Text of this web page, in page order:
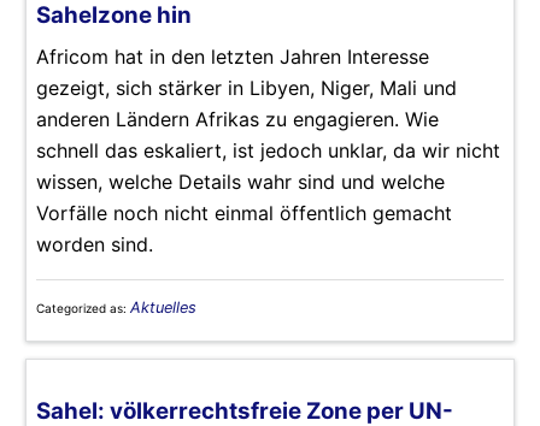
Sahelzone hin
Africom hat in den letzten Jahren Interesse
gezeigt, sich stärker in Libyen, Niger, Mali und
anderen Ländern Afrikas zu engagieren. Wie
schnell das eskaliert, ist jedoch unklar, da wir nicht
wissen, welche Details wahr sind und welche
Vorfälle noch nicht einmal öffentlich gemacht
worden sind.
Categorized as: Aktuelles
Sahel: völkerrechtsfreie Zone per UN-